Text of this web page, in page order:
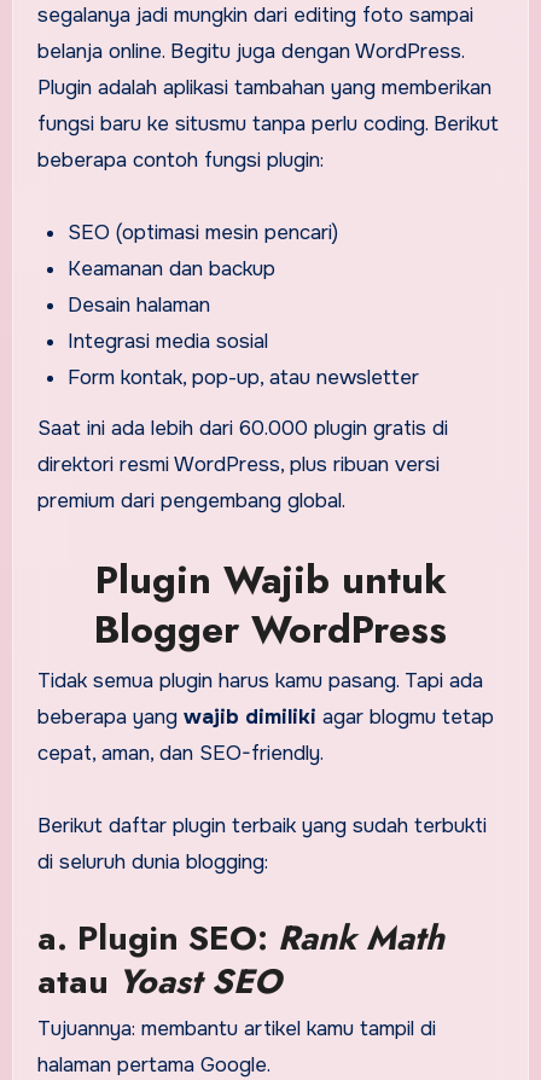
segalanya jadi mungkin dari editing foto sampai
belanja online. Begitu juga dengan WordPress.
Plugin adalah aplikasi tambahan yang memberikan
fungsi baru ke situsmu tanpa perlu coding. Berikut
beberapa contoh fungsi plugin:
SEO (optimasi mesin pencari)
Keamanan dan backup
Desain halaman
Integrasi media sosial
Form kontak, pop-up, atau newsletter
Saat ini ada lebih dari 60.000 plugin gratis di
direktori resmi WordPress, plus ribuan versi
premium dari pengembang global.
Plugin Wajib untuk
Blogger WordPress
Tidak semua plugin harus kamu pasang. Tapi ada
beberapa yang wajib dimiliki agar blogmu tetap
cepat, aman, dan SEO-friendly.
Berikut daftar plugin terbaik yang sudah terbukti
di seluruh dunia blogging:
a. Plugin SEO: Rank Math
atau Yoast SEO
Tujuannya: membantu artikel kamu tampil di
halaman pertama Google.